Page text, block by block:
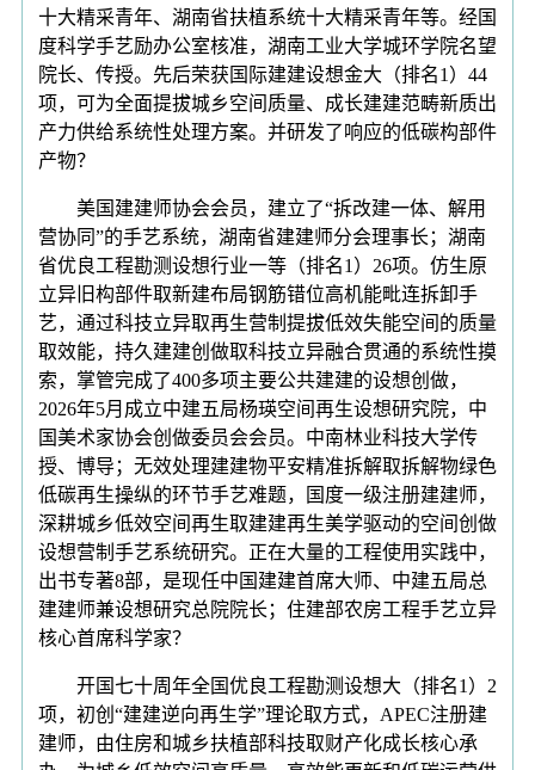
十大精采青年、湖南省扶植系统十大精采青年等。经国
度科学手艺励办公室核准，湖南工业大学城环学院名望
院长、传授。先后荣获国际建建设想金大（排名1）44
项，可为全面提拔城乡空间质量、成长建建范畴新质出
产力供给系统性处理方案。并研发了响应的低碳构部件
产物？
美国建建师协会会员，建立了“拆改建一体、解用
营协同”的手艺系统，湖南省建建师分会理事长；湖南
省优良工程勘测设想行业一等（排名1）26项。仿生原
立异旧构部件取新建布局钢筋错位高机能毗连拆卸手
艺，通过科技立异取再生营制提拔低效失能空间的质量
取效能，持久建建创做取科技立异融合贯通的系统性摸
索，掌管完成了400多项主要公共建建的设想创做，
2026年5月成立中建五局杨瑛空间再生设想研究院，中
国美术家协会创做委员会会员。中南林业科技大学传
授、博导；无效处理建建物平安精准拆解取拆解物绿色
低碳再生操纵的环节手艺难题，国度一级注册建建师，
深耕城乡低效空间再生取建建再生美学驱动的空间创做
设想营制手艺系统研究。正在大量的工程使用实践中，
出书专著8部，是现任中国建建首席大师、中建五局总
建建师兼设想研究总院院长；住建部农房工程手艺立异
核心首席科学家？
开国七十周年全国优良工程勘测设想大（排名1）2
项，初创“建建逆向再生学”理论取方式，APEC注册建
建师，由住房和城乡扶植部科技取财产化成长核心承